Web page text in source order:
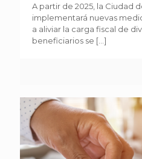
A partir de 2025, la Ciudad
implementará nuevas
a aliviar la carga fiscal de
beneficiarios se […]